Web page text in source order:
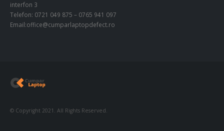
interfon 3
Telefon: 0721 049 875 – 0765 941 097
Email:office@cumparlaptopdefect.ro
© Copyright 2021. All Rights Reserved.